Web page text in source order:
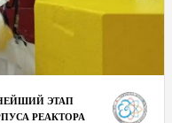
ЭТАП
РЕАКТОРА